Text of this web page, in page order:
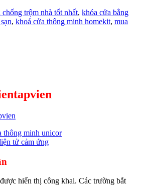
chống trộm nhà tốt nhất, khóa cửa bằng
, khoá cửa thông minh homekit, mua
thông minh unicor
tử cảm ứng
hiển thị công khai. Các trường bắt